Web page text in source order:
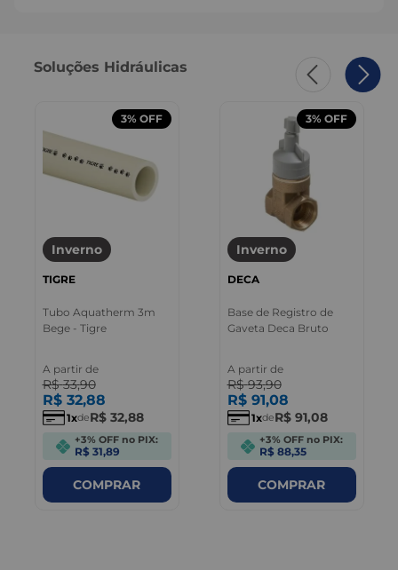
Soluções Hidráulicas
3% OFF
Inverno
TIGRE
Tubo Aquatherm 3m
Bege - Tigre
A partir de
R$ 33,90
R$ 32,88
1 deR$ 32,88
+3% OFF no PIX:
R$ 31,89
COMPRAR
3% OFF
Inverno
DECA
Base de Registro de
Gaveta Deca Bruto
A partir de
R$ 93,90
R$ 91,08
1 deR$ 91,08
+3% OFF no PIX:
R$ 88,35
COMPRAR